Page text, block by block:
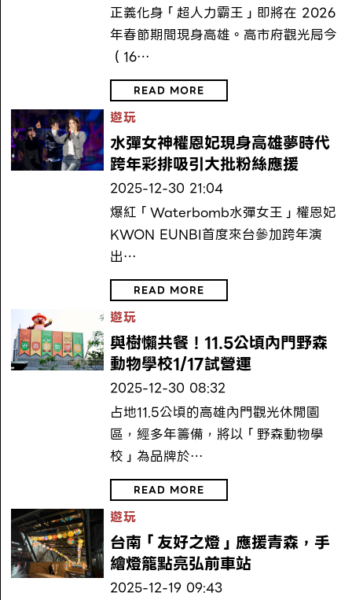
正義化身「超人力霸王」即將在 2026
年春節期間現身高雄。高市府觀光局今
（16…
READ MORE
遊玩
水彈女神權恩妃現身高雄夢時代
跨年彩排吸引大批粉絲應援
2025-12-30 21:04
爆紅「Waterbomb水彈女王」權恩妃
KWON EUNBI首度來台參加跨年演
出…
READ MORE
遊玩
與樹懶共餐！11.5公頃內門野森
動物學校1/17試營運
2025-12-30 08:32
占地11.5公頃的高雄內門觀光休閒園
區，經多年籌備，將以「野森動物學
校」為品牌於…
READ MORE
遊玩
台南「友好之燈」應援青森，手
繪燈籠點亮弘前車站
2025-12-19 09:43